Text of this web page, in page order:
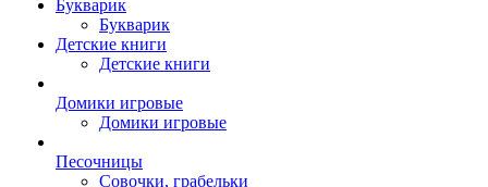
Букварик
Букварик
Детские книги
Детские книги
Домики игровые
Домики игровые
Песочницы
Совочки, грабельки